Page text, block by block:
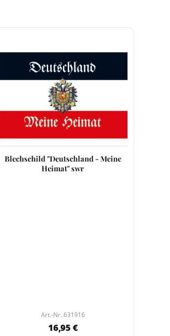
Blechschild "Deutschland - Meine
Heimat" swr
Art.-Nr. 631916
16,95 €